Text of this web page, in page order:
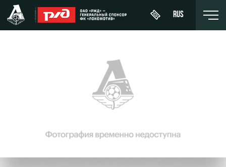
RUS
table
ticket
VIP Boxes
About
Sponsors
Contacts
Youth
19)